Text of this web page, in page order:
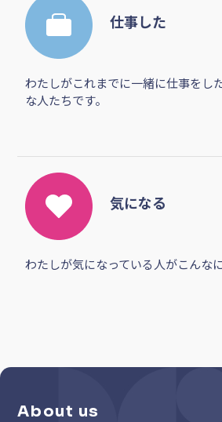
仕事した
わたしがこれまでに一緒に仕事をし
な人たちです。
気になる
わたしが気になっている人がこんなに
About us